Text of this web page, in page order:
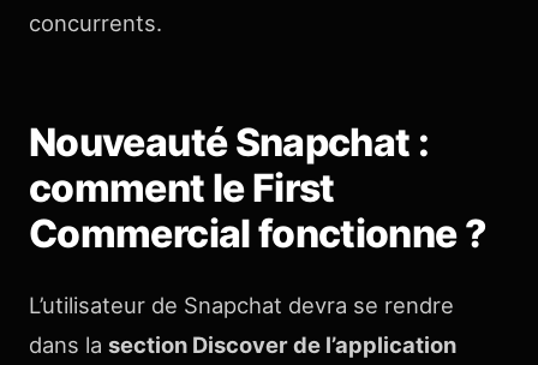
concurrents.
Nouveauté Snapchat :
comment le First
Commercial fonctionne ?
L’utilisateur de Snapchat devra se rendre
dans la section Discover de l’application